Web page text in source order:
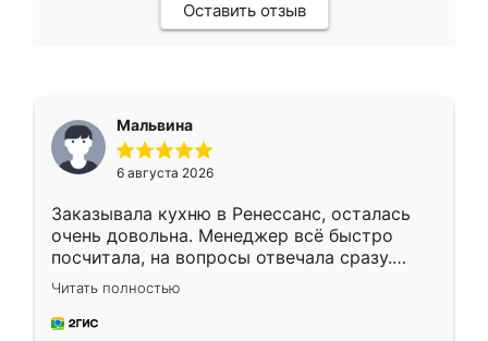
Оставить отзыв
Мальвина
6 августа 2026
Заказывала кухню в Ренессанс, осталась
очень довольна. Менеджер всё быстро
посчитала, на вопросы отвечала сразу.
Замерщик приехал в субботу, подошёл к
делу со всей ответственностью. Собрали
за день, ребята работали аккуратно, даже
Читать полностью